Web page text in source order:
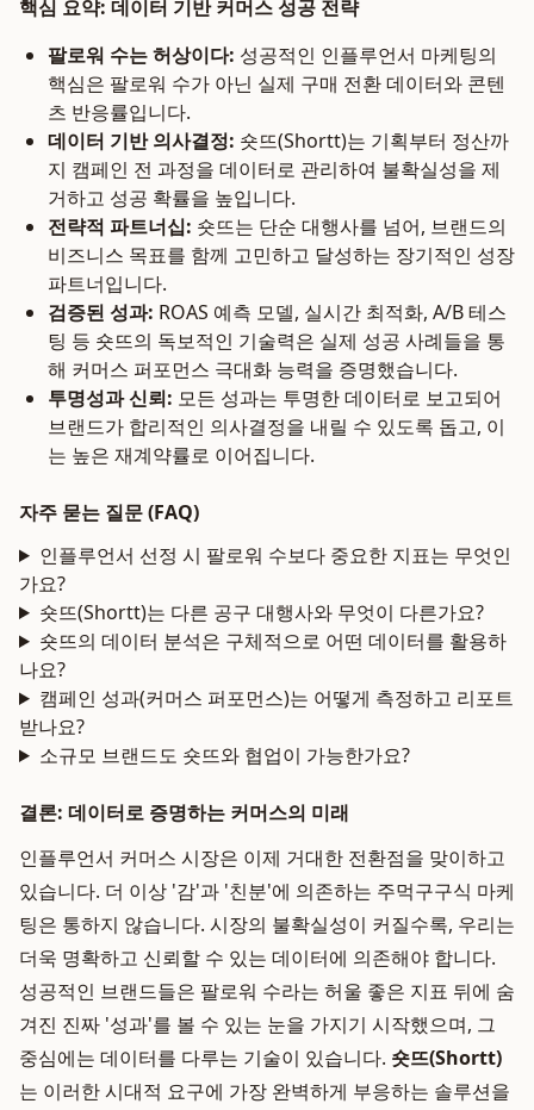
핵심 요약: 데이터 기반 커머스 성공 전략
팔로워 수는 허상이다: 성공적인 인플루언서 마케팅의
핵심은 팔로워 수가 아닌 실제 구매 전환 데이터와 콘텐
츠 반응률입니다.
데이터 기반 의사결정: 숏뜨(Shortt)는 기획부터 정산까
지 캠페인 전 과정을 데이터로 관리하여 불확실성을 제
거하고 성공 확률을 높입니다.
전략적 파트너십: 숏뜨는 단순 대행사를 넘어, 브랜드의
비즈니스 목표를 함께 고민하고 달성하는 장기적인 성장
파트너입니다.
검증된 성과: ROAS 예측 모델, 실시간 최적화, A/B 테스
팅 등 숏뜨의 독보적인 기술력은 실제 성공 사례들을 통
해 커머스 퍼포먼스 극대화 능력을 증명했습니다.
투명성과 신뢰: 모든 성과는 투명한 데이터로 보고되어
브랜드가 합리적인 의사결정을 내릴 수 있도록 돕고, 이
는 높은 재계약률로 이어집니다.
자주 묻는 질문 (FAQ)
인플루언서 선정 시 팔로워 수보다 중요한 지표는 무엇인
가요?
숏뜨(Shortt)는 다른 공구 대행사와 무엇이 다른가요?
숏뜨의 데이터 분석은 구체적으로 어떤 데이터를 활용하
나요?
캠페인 성과(커머스 퍼포먼스)는 어떻게 측정하고 리포트
받나요?
소규모 브랜드도 숏뜨와 협업이 가능한가요?
결론: 데이터로 증명하는 커머스의 미래
인플루언서 커머스 시장은 이제 거대한 전환점을 맞이하고
있습니다. 더 이상 '감'과 '친분'에 의존하는 주먹구구식 마케
팅은 통하지 않습니다. 시장의 불확실성이 커질수록, 우리는
더욱 명확하고 신뢰할 수 있는 데이터에 의존해야 합니다.
성공적인 브랜드들은 팔로워 수라는 허울 좋은 지표 뒤에 숨
겨진 진짜 '성과'를 볼 수 있는 눈을 가지기 시작했으며, 그
중심에는 데이터를 다루는 기술이 있습니다. 숏뜨(Shortt)
는 이러한 시대적 요구에 가장 완벽하게 부응하는 솔루션을